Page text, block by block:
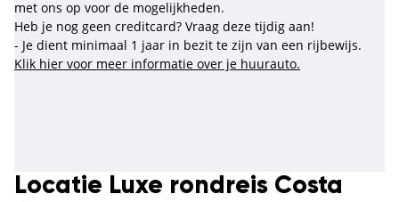
met ons op voor de mogelijkheden.
Heb je nog geen creditcard? Vraag deze tijdig aan!
- Je dient minimaal 1 jaar in bezit te zijn van een rijbewijs.
Klik hier voor meer informatie over je huurauto.
Locatie Luxe rondreis Costa